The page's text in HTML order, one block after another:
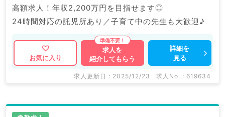
高額求人！年収2,200万円を目指せます◎
24時間対応の託児所あり／子育て中の先生も大歓迎♪
お気に入り
求人を
紹介してもらう
詳細を
見る
求人更新日 : 2025/12/23 求人No. : 619634